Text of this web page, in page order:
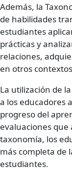
Además, la
de habilidades
estudiantes
prácticas y
relaciones,
en otros
La utilización de
a los educadores
progreso del
evaluaciones
taxonomía, los
más completa de
estudiantes.